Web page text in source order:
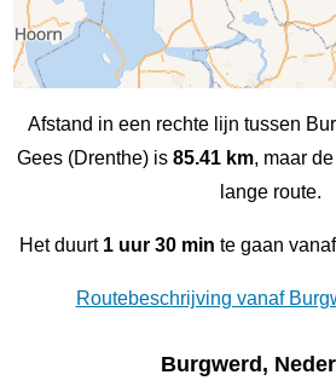
Afstand in een rechte lijn tussen
Gees (Drenthe) is 85.41 km, maar
lange route.
Het duurt 1 uur 30 min te gaan
Routebeschrijving vanaf
Burgwerd,